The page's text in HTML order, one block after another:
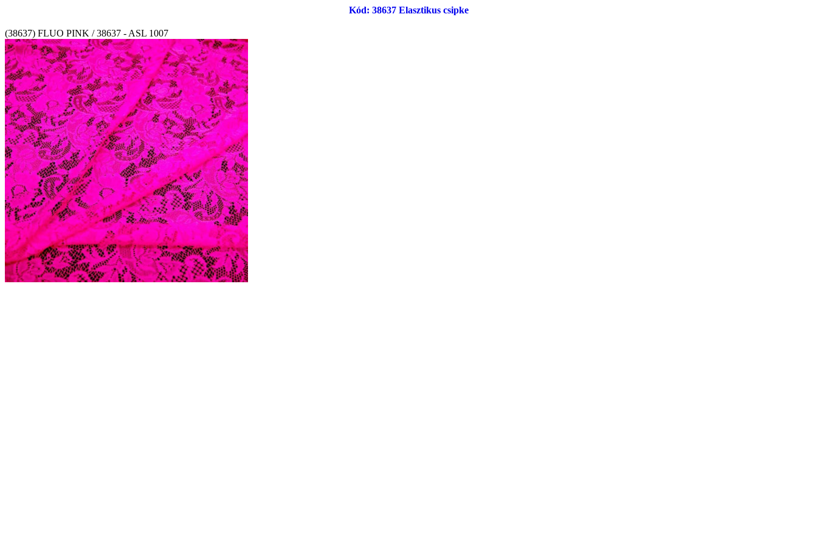
Kód: 38637 Elasztikus csipke
(38637) FLUO PINK / 38637 - ASL 1007